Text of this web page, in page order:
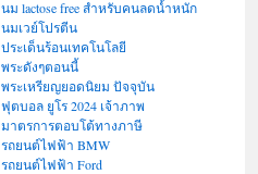
นม lactose free สำหรับคนลดน้ำหนัก
นมเวย์โปรตีน
ประเด็นร้อนเทคโนโลยี
พระดังๆตอนนี้
พระเหรียญยอดนิยม ปัจจุบัน
ฟุตบอล ยูโร 2024 เจ้าภาพ
มาตรการตอบโต้ทางภาษี
รถยนต์ไฟฟ้า BMW
รถยนต์ไฟฟ้า Ford